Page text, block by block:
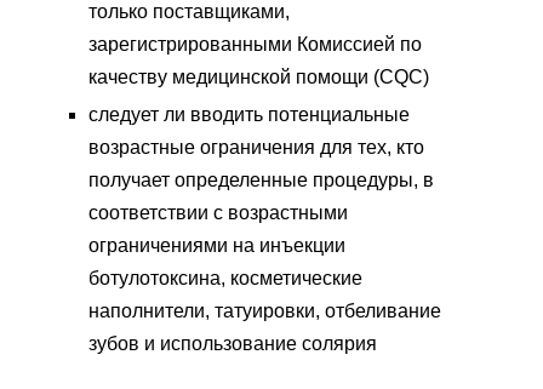
только поставщиками,
зарегистрированными Комиссией по
качеству медицинской помощи (CQC)
следует ли вводить потенциальные
возрастные ограничения для тех, кто
получает определенные процедуры, в
соответствии с возрастными
ограничениями на инъекции
ботулотоксина, косметические
наполнители, татуировки, отбеливание
зубов и использование солярия